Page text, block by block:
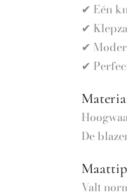
✔ Eén
✔
✔
✔
De
Maattip
Valt